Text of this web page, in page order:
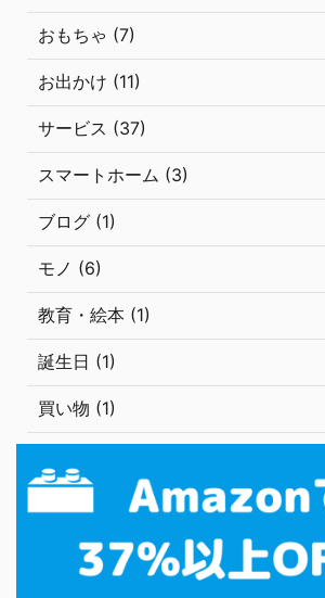
おもちゃ (7)
お出かけ (11)
サービス (37)
スマートホーム (3)
ブログ (1)
モノ (6)
教育・絵本 (1)
誕生日 (1)
買い物 (1)